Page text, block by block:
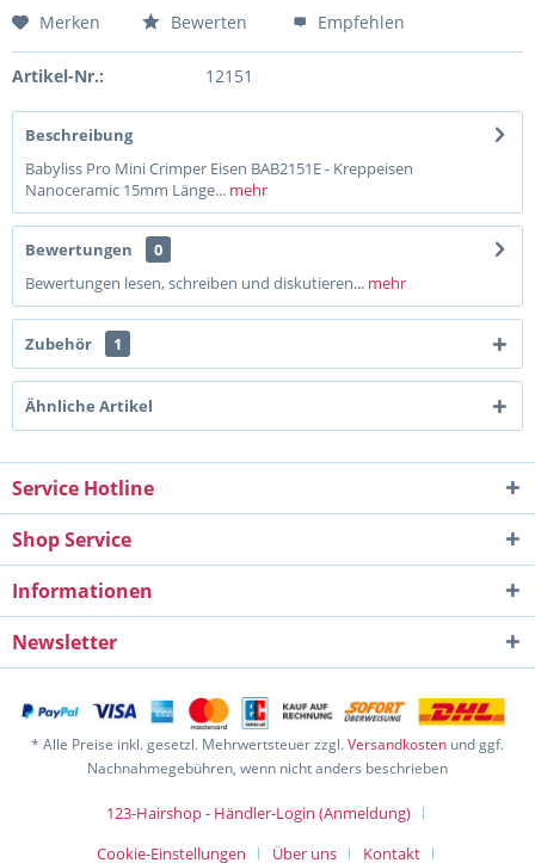
Merken Bewerten Empfehlen
Artikel-Nr.: 12151
Beschreibung
Babyliss Pro Mini Crimper Eisen BAB2151E - Kreppeisen
Nanoceramic 15mm Länge... mehr
Bewertungen
0
Bewertungen lesen, schreiben und diskutieren... mehr
Zubehör 1
Ähnliche Artikel
Service Hotline
Shop Service
Informationen
Newsletter
* Alle Preise inkl. gesetzl. Mehrwertsteuer zzgl.Versandkosten und ggf.
Nachnahmegebühren, wenn nicht anders beschrieben
123-Hairshop - Händler-Login (Anmeldung)
Cookie-Einstellungen
Über uns Kontakt